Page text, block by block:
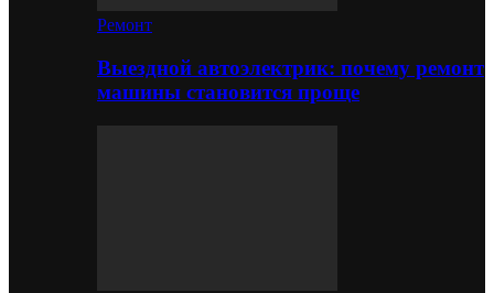
Ремонт
Выездной автоэлектрик: почему ремонт
машины становится проще